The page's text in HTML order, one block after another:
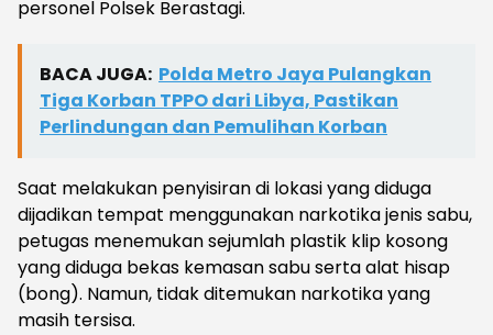
personel Polsek Berastagi.
BACA JUGA: Polda Metro Jaya Pulangkan
Tiga Korban TPPO dari Libya, Pastikan
Perlindungan dan Pemulihan Korban
Saat melakukan penyisiran di lokasi yang diduga
dijadikan tempat menggunakan narkotika jenis sabu,
petugas menemukan sejumlah plastik klip kosong
yang diduga bekas kemasan sabu serta alat hisap
(bong). Namun, tidak ditemukan narkotika yang
masih tersisa.